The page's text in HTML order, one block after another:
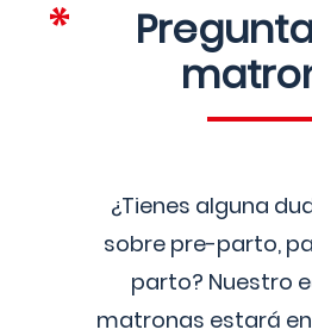
¿Tienes alguna
sobre pre-parto,
parto? Nuestro
matronas estará